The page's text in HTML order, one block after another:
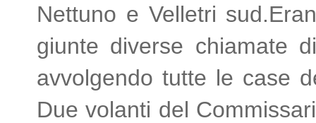
Nettuno e Velletri sud.
giunte diverse chiamate
avvolgendo tutte le case
Due volanti del